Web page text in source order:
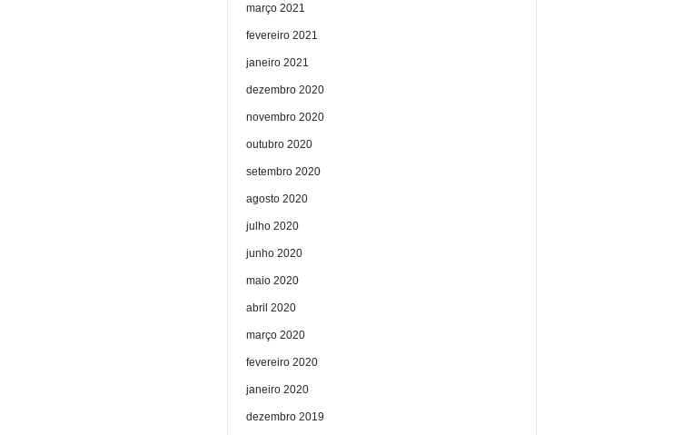
março 2021
fevereiro 2021
janeiro 2021
dezembro 2020
novembro 2020
outubro 2020
setembro 2020
agosto 2020
julho 2020
junho 2020
maio 2020
abril 2020
março 2020
fevereiro 2020
janeiro 2020
dezembro 2019